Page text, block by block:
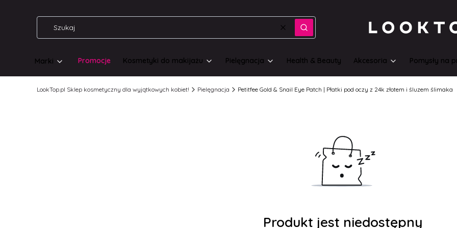
WyczyśćSzukaj
Marki Promocje Kosmetyki do makijażu Pielęgnacja Health & Beauty Akcesoria Pomysły na
LookTop.pl Sklep kosmetyczny dla wyjątkowych kobiet! Pielęgnacja Petitfee Gold & Snail Eye Patch | Płatki pod oczy z 24k złotem i śluzem ślimaka
Produkt jest niedostępny